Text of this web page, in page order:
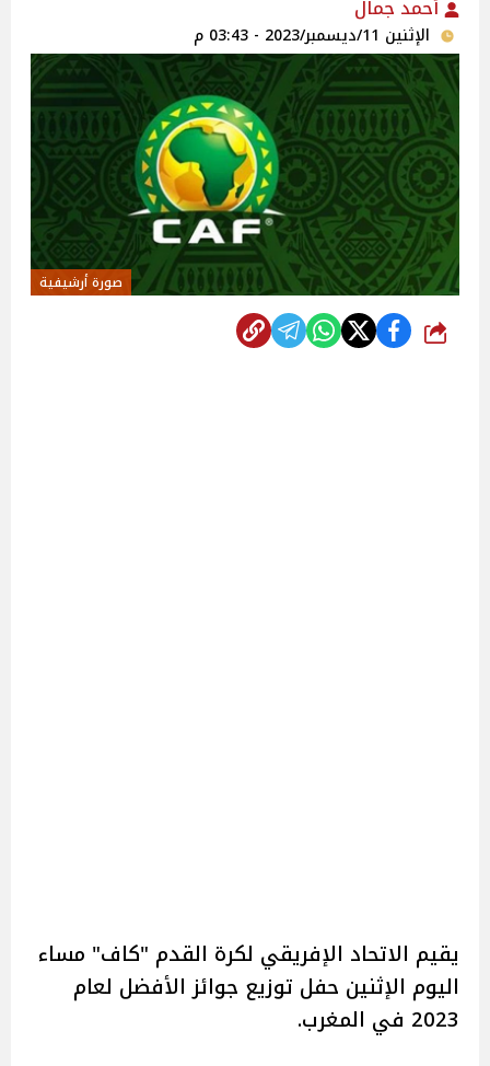
أحمد جمال
الإثنين 11/ديسمبر/2023 - 03:43 م
صورة أرشيفية
شارك
يقيم الاتحاد الإفريقي لكرة القدم "كاف" مساء
اليوم الإثنين حفل توزيع جوائز الأفضل لعام
2023 في المغرب.